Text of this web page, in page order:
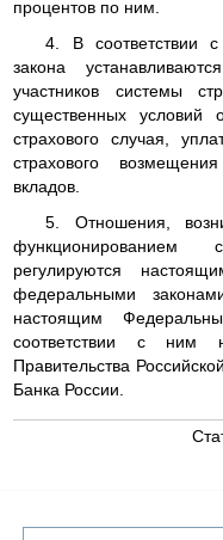
процентов по ним.
4. В соответствии
закона
участников системы
существенных условий
страхового случая,
страхового
вкладов.
5. Отношения,
функционированием
регулируются
федеральными
настоящим
соответствии с ним
Правительства
Банка России.